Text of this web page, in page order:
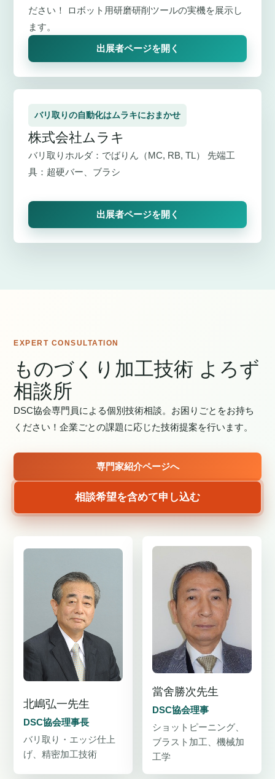
ださい！ ロボット用研磨研削ツールの実機を展示し
ます。
出展者ページを開く
バリ取りの自動化はムラキにおまかせ
株式会社ムラキ
バリ取りホルダ：でばりん（MC, RB, TL） 先端工
具：超硬バー、ブラシ
出展者ページを開く
EXPERT CONSULTATION
ものづくり加工技術 よろず
相談所
DSC協会専門員による個別技術相談。お困りごとをお持ち
ください！企業ごとの課題に応じた技術提案を行います。
専門家紹介ページへ
相談希望を含めて申し込む
北嶋弘一先生
DSC協会理事長
バリ取り・エッジ仕上
げ、精密加工技術
當舍勝次先生
DSC協会理事
ショットピーニング、
ブラスト加工、機械加
工学